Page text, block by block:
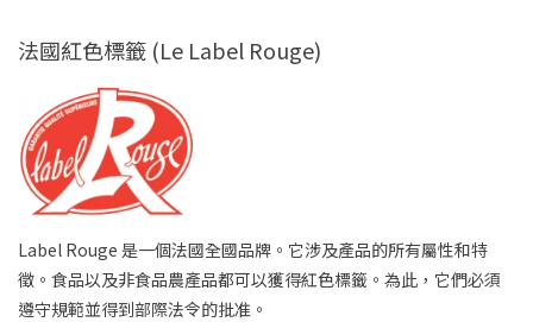
法國紅色標籤 (Le Label Rouge)
Label Rouge 是一個法國全國品牌。它涉及產品的所有屬性和特
徵。食品以及非食品農產品都可以獲得紅色標籤。為此，它們必須
遵守規範並得到部際法令的批准。